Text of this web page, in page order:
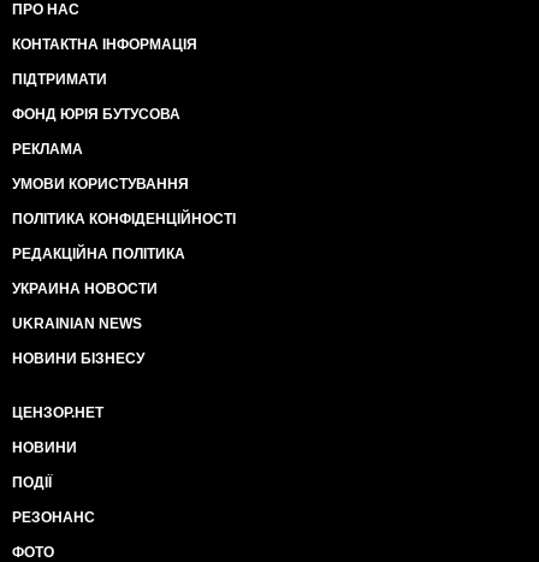
ПРО НАС
КОНТАКТНА ІНФОРМАЦІЯ
ПІДТРИМАТИ
ФОНД ЮРІЯ БУТУСОВА
РЕКЛАМА
УМОВИ КОРИСТУВАННЯ
ПОЛІТИКА КОНФІДЕНЦІЙНОСТІ
РЕДАКЦІЙНА ПОЛІТИКА
УКРАИНА НОВОСТИ
UKRAINIAN NEWS
НОВИНИ БІЗНЕСУ
ЦЕНЗОР.НЕТ
НОВИНИ
ПОДІЇ
РЕЗОНАНС
ФОТО